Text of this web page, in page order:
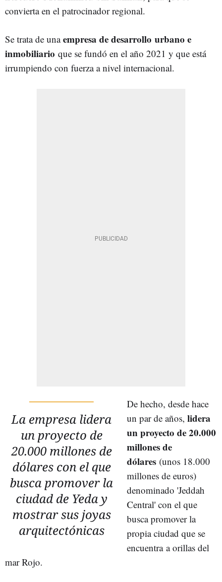
convierta en el patrocinador regional.
Se trata de unaempresa de desarrollo urbano e
inmobiliario que se fundó en el año 2021 y que está
irrumpiendo con fuerza a nivel internacional.
La empresa lidera
un proyecto de
20.000 millones de
dólares con el que
busca promover la
ciudad de Yeday
mostrar sus joyas
arquitectónicas
De hecho, desde hace
un par de años, lidera
un proyecto de 20.000
millones de
dólares (unos 18.000
millones de euros)
denominado 'Jeddah
Central' con el que
busca promover la
propia ciudad que se
encuentra a orillas del
mar Rojo.